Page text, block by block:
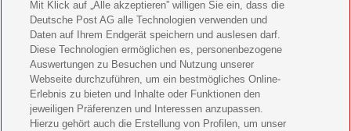
Bild der Frau Geschenkabo verschenken
11 Freunde Geschenkabo verschenken
LEGO Ninjago Magazin Geschenkabo verschenken
Brigitte Geschenkabo verschenken
Mit Klick auf „Alle akzeptieren” willigen Sie ein, dass die
Deutsche Post AG alle Technologien verwenden und
Daten auf Ihrem Endgerät speichern und auslesen darf.
Diese Technologien ermöglichen es, personenbezogene
Auswertungen zu Besuchen und Nutzung unserer
Webseite durchzuführen, um ein bestmögliches Online-
Erlebnis zu bieten und Inhalte oder Funktionen den
jeweiligen Präferenzen und Interessen anzupassen.
Hierzu gehört auch die Erstellung von Profilen, um unser